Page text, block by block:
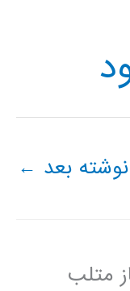
نوشته بعد ←
متلب